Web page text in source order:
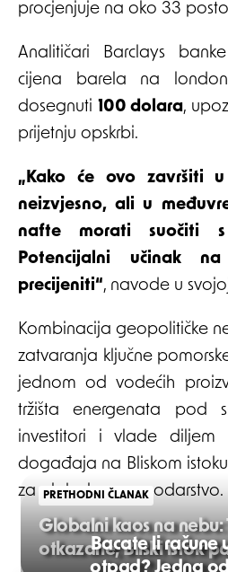
procjenjuje na oko 33
Analitičari Barclays
cijena barela na
dosegnuti 100 dolara,
prijetnju opskrbi.
„Kako će ovo završiti
neizvjesno, ali u
nafte morati suočiti s
Potencijalni učinak
precijeniti“, navode u
Kombinacija geopolitičke
zatvaranja ključne
jednom od vodećih
tržišta energenata pod
investitori i vlade diljem
događaja na Bliskom
za globalno gospodarstvo.
PRETHODNI ČLANAK
Globalni kaos na nebu:
otkazane, Bliski istok
Bacate li račune
otpad? Jedna